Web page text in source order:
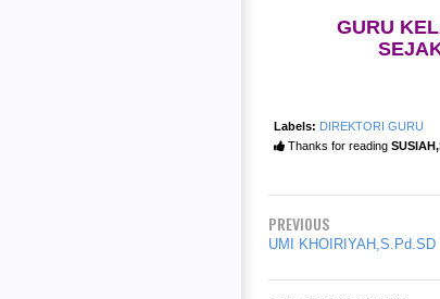
GURU
Labels: DIREKTORI GURU
Thanks for reading
PREVIOUS
UMI KHOIRIYAH,S.Pd.SD